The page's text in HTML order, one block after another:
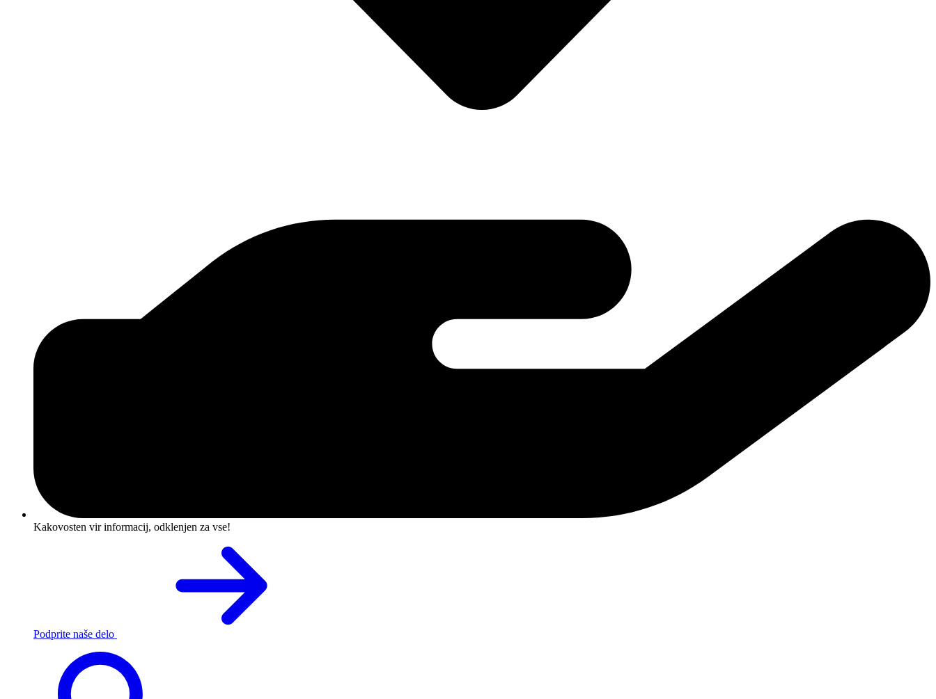
Kakovosten vir informacij, odklenjen za vse!
Podprite naše delo